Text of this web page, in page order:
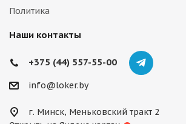
Политика
Наши контакты
+375 (44) 557-55-00
info@loker.by
г. Минск, Меньковский тракт 2